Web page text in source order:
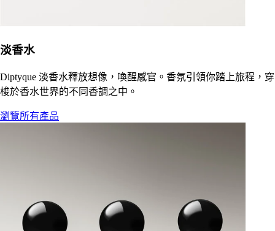
淡香水
Diptyque 淡香水釋放想像，喚醒感官。香氛引領你踏上旅程，穿
梭於香水世界的不同香調之中。
瀏覽所有產品